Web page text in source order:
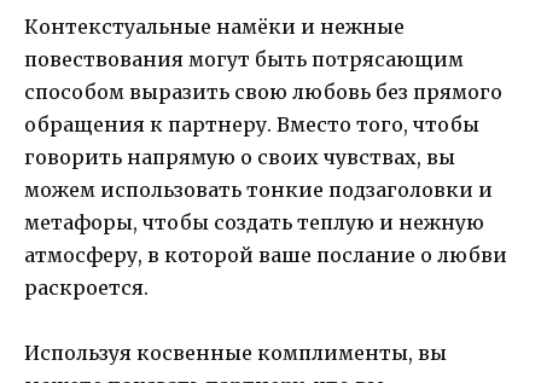
Контекстуальные намёки и нежные
повествования могут быть потрясающим
способом выразить свою любовь без прямого
обращения к партнеру. Вместо того, чтобы
говорить напрямую о своих чувствах, вы
можем использовать тонкие подзаголовки и
метафоры, чтобы создать теплую и нежную
атмосферу, в которой ваше послание о любви
раскроется.
Используя косвенные комплименты, вы